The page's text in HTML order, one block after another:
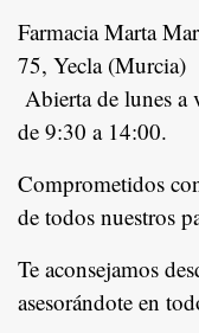
Farmacia Marta
75, Yecla (Murcia)
Abierta de lunes a
de 9:30 a 14:00.
Comprometidos
de todos nuestros
Te aconsejamos
asesorándote en